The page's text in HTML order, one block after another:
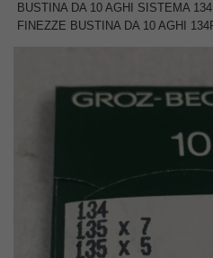
BUSTINA DA 10 AGHI SISTEMA
FINEZZE BUSTINA DA 10 AGHI